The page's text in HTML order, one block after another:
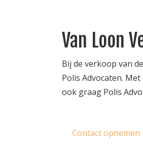
Van Loon
Bij de verkoop van
Polis Advocaten.
ook graag Polis
Contact opnemen